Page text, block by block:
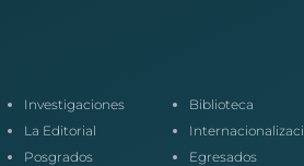
Investigaciones
La Editorial
Posgrados
Biblioteca
Egresados